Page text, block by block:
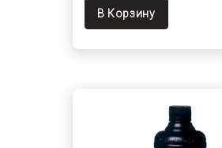
В Корзину